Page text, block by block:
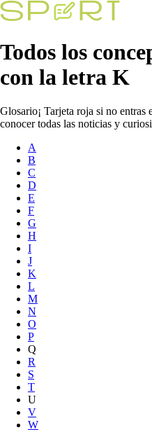
Todos los
con la letra K
Glosario¡ Tarjeta roja si no entras
conocer todas las noticias y
A
B
C
D
E
F
G
H
I
J
K
L
M
N
O
P
Q
R
S
T
U
V
W